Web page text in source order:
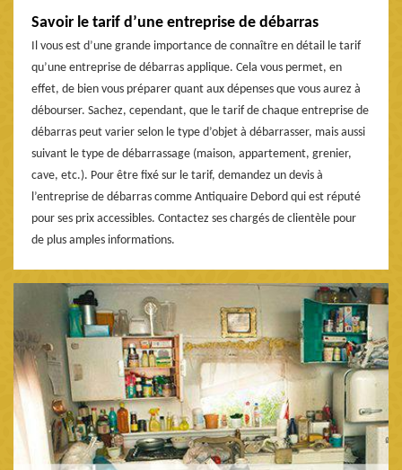
Savoir le tarif d’une entreprise de débarras
Il vous est d’une grande importance de connaître en détail le tarif
qu’une entreprise de débarras applique. Cela vous permet, en
effet, de bien vous préparer quant aux dépenses que vous aurez à
débourser. Sachez, cependant, que le tarif de chaque entreprise de
débarras peut varier selon le type d’objet à débarrasser, mais aussi
suivant le type de débarrassage (maison, appartement, grenier,
cave, etc.). Pour être fixé sur le tarif, demandez un devis à
l’entreprise de débarras comme Antiquaire Debord qui est réputé
pour ses prix accessibles. Contactez ses chargés de clientèle pour
de plus amples informations.